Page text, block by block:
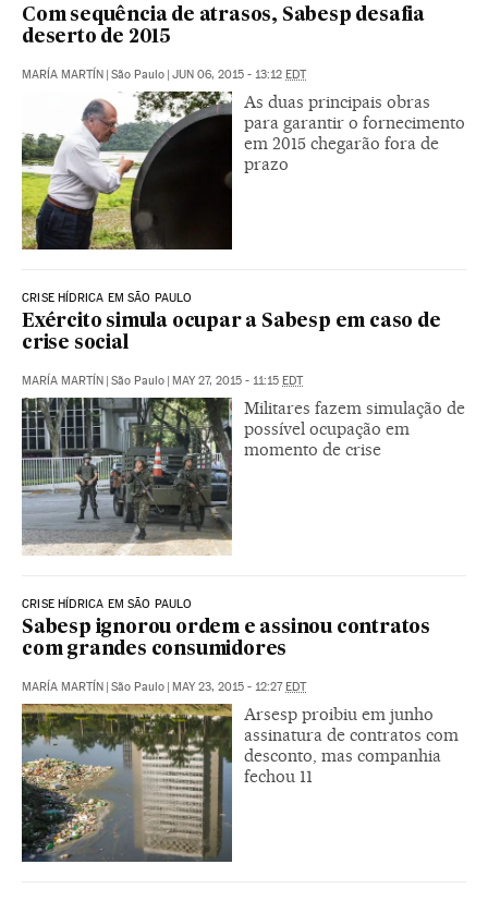
Com sequência de atrasos, Sabesp desafia
deserto de 2015
MARÍA MARTÍN | São Paulo | JUN 06, 2015 - 13:12 EDT
As duas principais obras
para garantir o fornecimento
em 2015 chegarão fora de
prazo
CRISE HÍDRICA EM SÃO PAULO
Exército simula ocupar a Sabesp em caso de
crise social
MARÍA MARTÍN | São Paulo | MAY 27, 2015 - 11:15 EDT
Militares fazem simulação de
possível ocupação em
momento de crise
CRISE HÍDRICA EM SÃO PAULO
Sabesp ignorou ordem e assinou contratos
com grandes consumidores
MARÍA MARTÍN | São Paulo | MAY 23, 2015 - 12:27EDT
Arsesp proibiu em junho
assinatura de contratos com
desconto, mas companhia
fechou 11